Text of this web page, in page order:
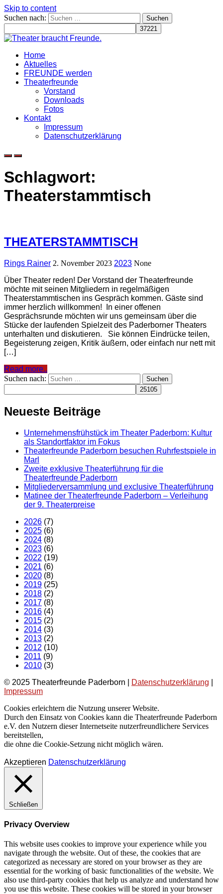
Skip to content
Suchen nach:
Home
Aktuelles
FREUNDE werden
Theaterfreunde
Vorstand
Downloads
Fotos
Kontakt
Impressum
Datenschutzerklärung
Schlagwort:
Theaterstammtisch
THEATERSTAMMTISCH
Rings Rainer 2. November 2023 2023 None
Über Theater reden! Der Vorstand der Theaterfreunde
möchte mit seinen Mitgliedern in regelmäßigen
Theaterstammtischen ins Gespräch kommen. Gäste sind
immer herzlich willkommen! In einer offenen
Gesprächsrunde möchten wir uns gemeinsam über die
Stücke der laufenden Spielzeit des Paderborner Theaters
unterhalten und diskutieren. Sie können Eindrücke teilen,
Begeisterung zeigen, Kritik äußern, oder einfach nur nett mit
[…]
Read more..
Suchen nach:
Neueste Beiträge
Unternehmensfrühstück im Theater Paderborn: Kultur
als Standortfaktor im Fokus
Theaterfreunde Paderborn besuchen Ruhrfestspiele in
Marl
Zweite exklusive Theaterführung für die
Theaterfreunde Paderborn
Mitgliederversammlung und exclusive Theaterführung
Matinee der Theaterfreunde Paderborn – Verleihung
der 9. Theaterpreise
2026 (7)
2025 (6)
2024 (8)
2023 (6)
2022 (19)
2021 (6)
2020 (8)
2019 (25)
2018 (2)
2017 (8)
2016 (4)
2015 (2)
2014 (3)
2013 (2)
2012 (10)
2011 (9)
2010 (3)
© 2025 Theaterfreunde Paderborn |
Datenschutzerklärung
Impressum
Cookies erleichtern die Nutzung unserer Website.
Durch den Einsatz von Cookies kann die Theaterfreunde Paderborn
e.V. den Nutzern dieser Internetseite nutzerfreundlichere Services
bereitstellen,
die ohne die Cookie-Setzung nicht möglich wären.
Akzeptieren Datenschutzerklärung
Schließen
Privacy Overview
This website uses cookies to improve your experience while you
navigate through the website. Out of these, the cookies that are
categorized as necessary are stored on your browser as they are
essential for the working of basic functionalities of the website. We
also use third-party cookies that help us analyze and understand how
you use this website. These cookies will be stored in your browser